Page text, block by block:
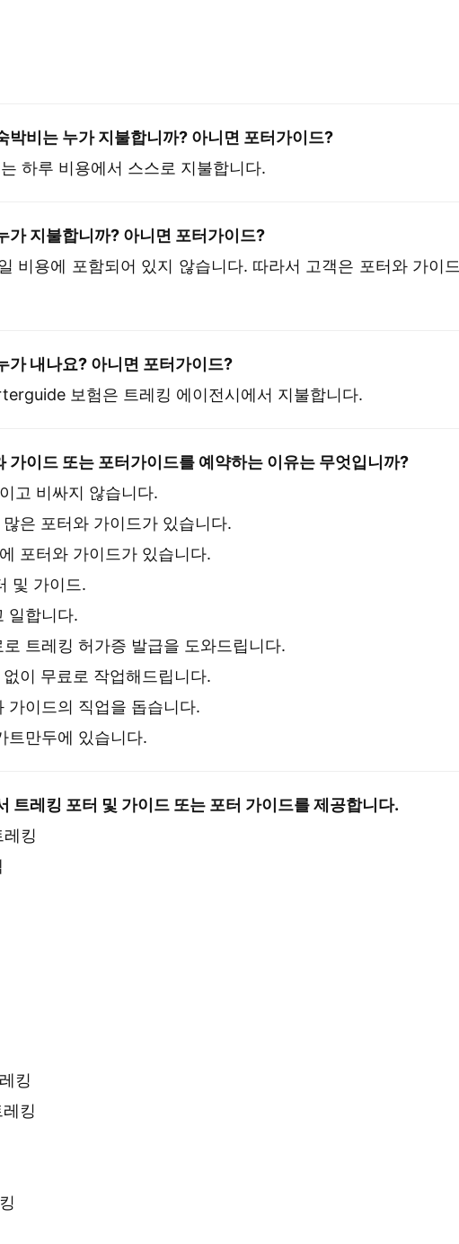
박비는 누가 지불합니까? 아니면 포터가이드?
하루 비용에서 스스로 지불합니다.
가 지불합니까? 아니면 포터가이드?
비용에 포함되어 있지 않습니다. 따라서 고객은 포터와 가이드
가 내나요? 아니면 포터가이드?
보험은 트레킹 에이전시에서 지불합니다.
가이드 또는 포터가이드를 예약하는 이유는 무엇입니까?
고 비싸지 않습니다.
은 포터와 가이드가 있습니다.
포터와 가이드가 있습니다.
및 가이드.
일합니다.
트레킹 허가증 발급을 도와드립니다.
이 무료로 작업해드립니다.
가이드의 직업을 돕습니다.
트만두에 있습니다.
트레킹 포터 및 가이드 또는 포터 가이드를 제공합니다.
킹
킹
킹